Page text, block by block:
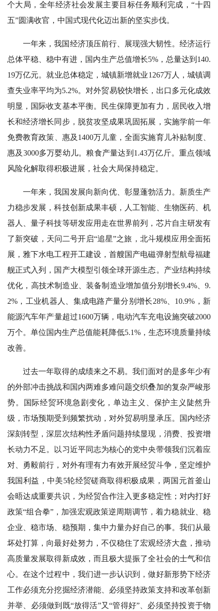
个大局，全年经济社会发展主要目标任务顺利完成，“十四
五”圆满收官，中国式现代化迈出新的坚实步伐。
一年来，我国经济顶压前行、展现强大韧性。经济运行
总体平稳、稳中有进，国内生产总值增长5%，总量达到140.
19万亿元。就业总体稳定，城镇新增就业1267万人，城镇调
查失业率平均为5.2%。对外贸易较快增长，出口多元化成效
明显，国际收支基本平衡。民生保障更加有力，居民收入增
长和经济增长同步，脱贫攻坚成果巩固拓展，实施学前一年
免费教育政策、惠及1400万儿童，全面实施育儿补贴制度、
惠及3000多万婴幼儿。粮食产量达到1.43万亿斤。重点领域
风险化解取得积极进展，社会大局保持稳定。
一年来，我国发展向新向优、彰显蓬勃活力。新质生产
力稳步发展，科技创新成果丰硕，人工智能、生物医药、机
器人、量子科技等研发应用走在世界前列，芯片自主研发有
了新突破，天问二号开启“追星”之旅，北斗规模应用全面拓
展，雅下水电工程开工建设，首艘国产电磁弹射型航母福建
舰正式入列，国产大模型引领全球开源生态。产业结构持续
优化，高技术制造业、装备制造业增加值分别增长9.4%、9.
2%，工业机器人、集成电路产量分别增长28%、10.9%，新
能源汽车年产量超过1600万辆，电动汽车充电设施突破2000
万个。单位国内生产总值能耗降低5.1%，生态环境质量持续
改善。
过去一年取得的成绩来之不易。我们面对的是多年少有
的外部冲击挑战和国内两难多难问题交织叠加的复杂严峻形
势。国际经贸环境急剧变化，单边主义、保护主义陡然升
级，市场预期受到频繁扰动，对外贸易明显承压。国内经济
深刻转型，深层次结构性矛盾问题持续显现，消费、投资增
长动力不足。以习近平同志为核心的党中央带领我们沉着应
对、勇毅前行，对外有理有力有效开展经贸斗争，坚定维护
我国利益，中美5轮经贸磋商取得积极成果，两国元首釜山
会晤达成重要共识，为经贸合作注入更多稳定性；对内打好
政策“组合拳”，加强宏观政策逆周期调节，着力稳就业、稳
企业、稳市场、稳预期，集中力量办好自己的事。我们从最
坏处打算，向最好处努力，不仅稳住了宏观经济大盘，推动
高质量发展取得新成效，而且极大提振了全社会的士气和信
心。在这个过程中，我们进一步认识到，做好新形势下经济
工作必须充分挖掘经济潜能、必须坚持政策支持和改革创新
并举、必须做到既“放得活”又“管得好”、必须坚持投资于物